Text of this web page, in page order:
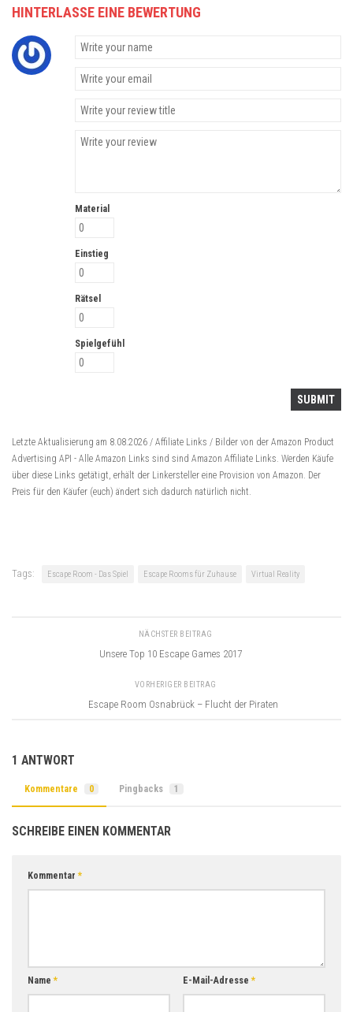
HINTERLASSE EINE BEWERTUNG
Material
Einstieg
Rätsel
Spielgefühl
Letzte Aktualisierung am 8.08.2026 / Affiliate Links / Bilder von der Amazon Product
Advertising API - Alle Amazon Links sind sind Amazon Affiliate Links. Werden Käufe
über diese Links getätigt, erhält der Linkersteller eine Provision von Amazon. Der
Preis für den Käufer (euch) ändert sich dadurch natürlich nicht.
Tags: Escape Room - Das Spiel Escape Rooms für Zuhause Virtual Reality
NÄCHSTER BEITRAG
Unsere Top 10 Escape Games 2017
VORHERIGER BEITRAG
Escape Room Osnabrück – Flucht der Piraten
1 ANTWORT
Kommentare 0 Pingbacks 1
SCHREIBE EINEN KOMMENTAR
Kommentar*
Name* E-Mail-Adresse*